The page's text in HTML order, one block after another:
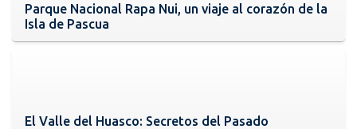
Parque Nacional Rapa Nui, un viaje al corazón de la
Isla de Pascua
El Valle del Huasco: Secretos del Pasado